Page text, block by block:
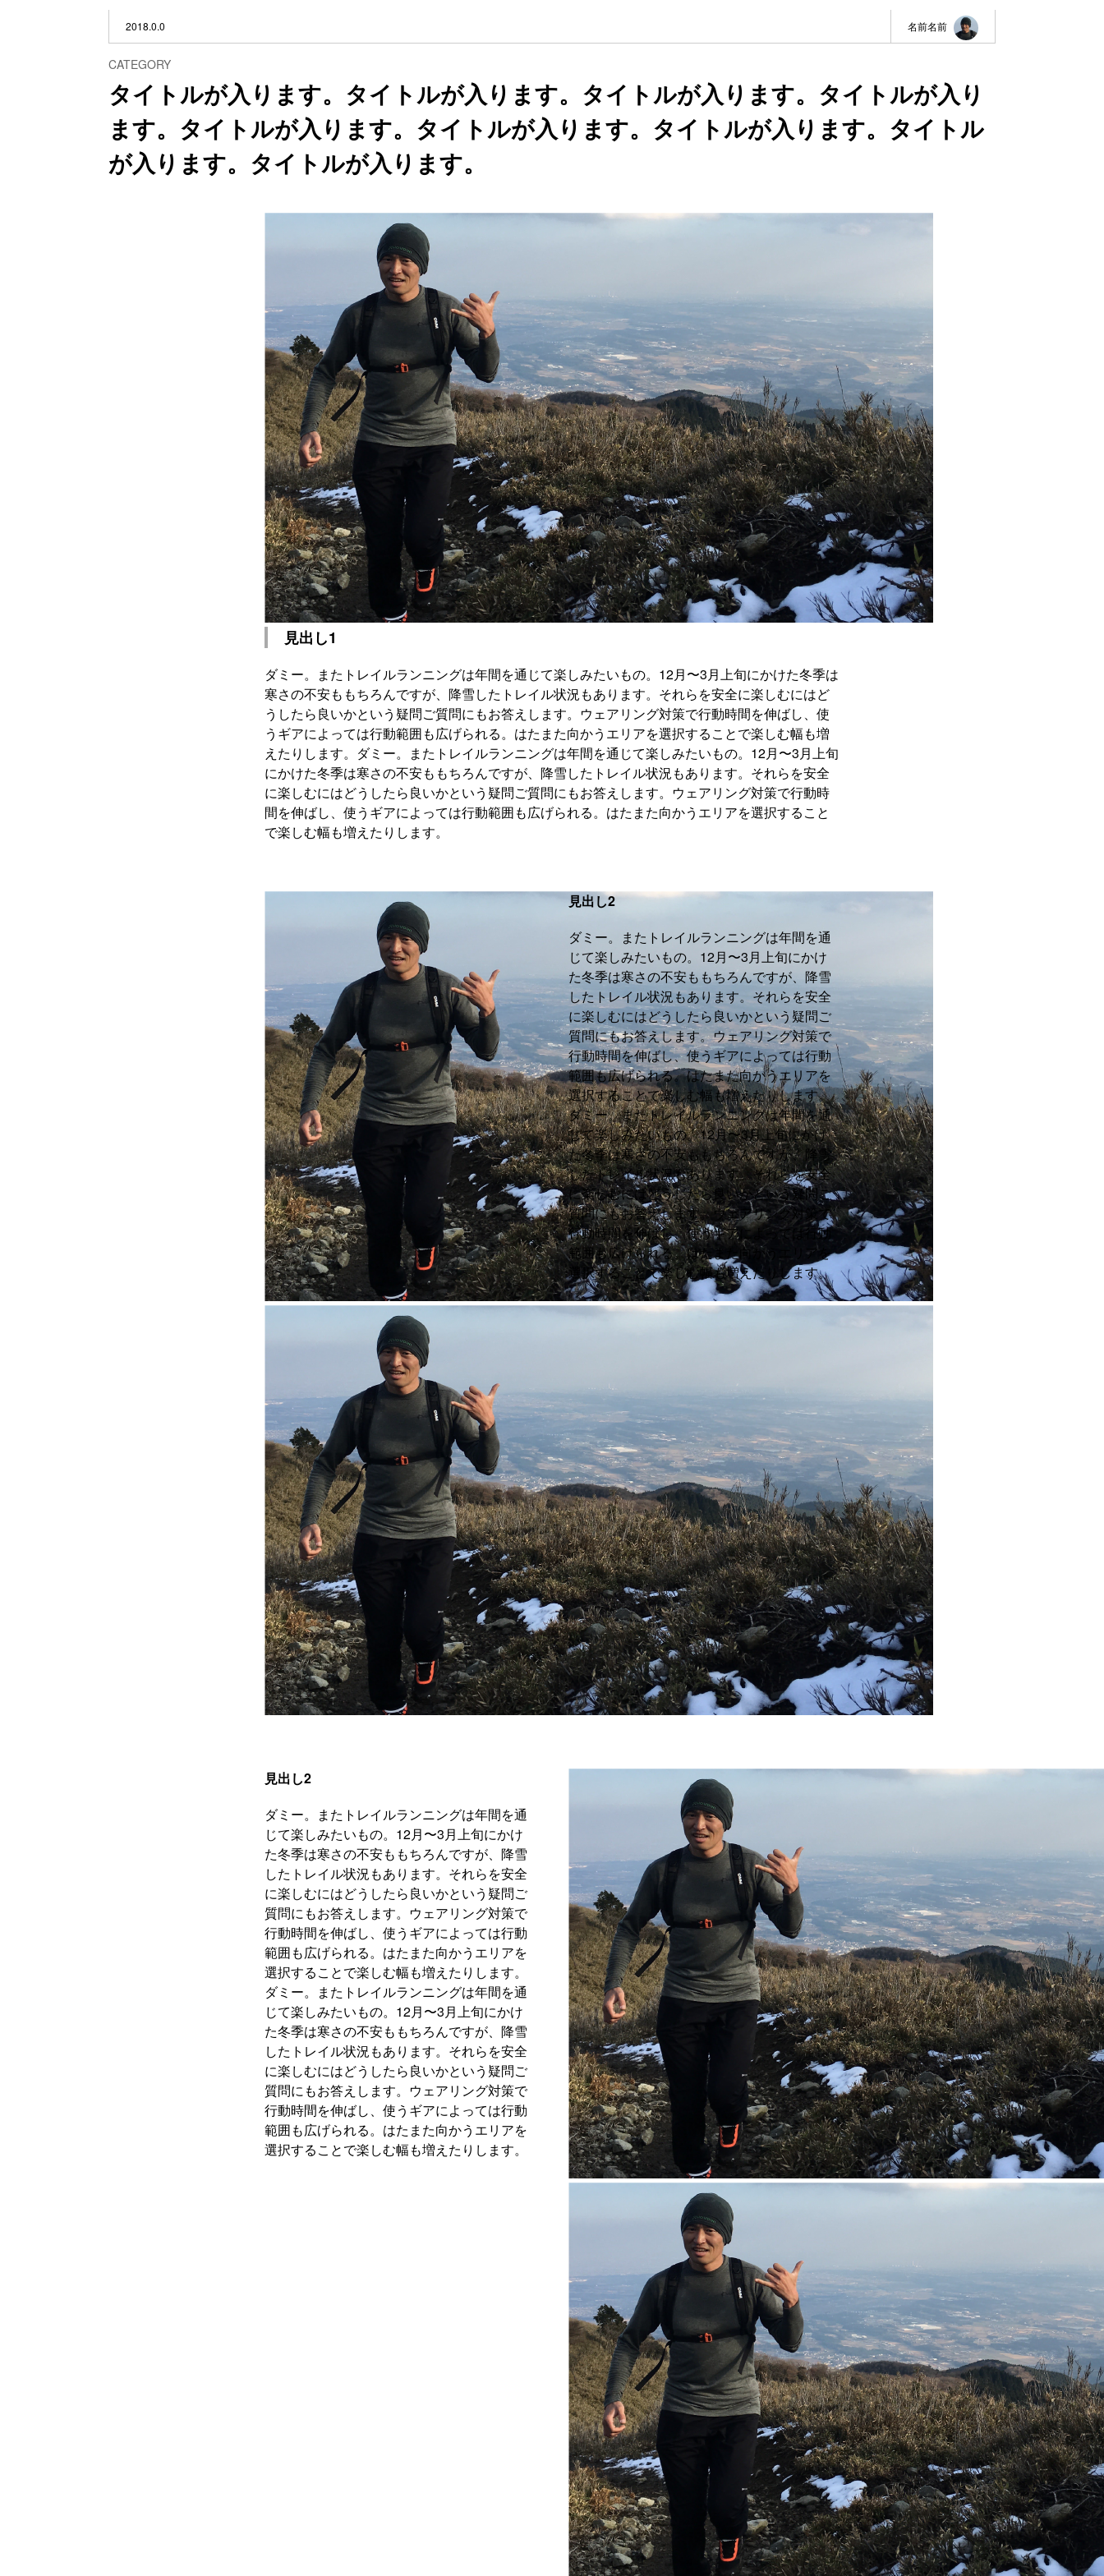
2018.0.0 名前名前
CATEGORY
タイトルが入ります。タイトルが入ります。タイトルが入ります。タイトルが入り
ます。タイトルが入ります。タイトルが入ります。タイトルが入ります。タイトル
が入ります。タイトルが入ります。
見出し1
ダミー。またトレイルランニングは年間を通じて楽しみたいもの。12月〜3月上旬にかけた冬季は
寒さの不安ももちろんですが、降雪したトレイル状況もあります。それらを安全に楽しむにはど
うしたら良いかという疑問ご質問にもお答えします。ウェアリング対策で行動時間を伸ばし、使
うギアによっては行動範囲も広げられる。はたまた向かうエリアを選択することで楽しむ幅も増
えたりします。ダミー。またトレイルランニングは年間を通じて楽しみたいもの。12月〜3月上旬
にかけた冬季は寒さの不安ももちろんですが、降雪したトレイル状況もあります。それらを安全
に楽しむにはどうしたら良いかという疑問ご質問にもお答えします。ウェアリング対策で行動時
間を伸ばし、使うギアによっては行動範囲も広げられる。はたまた向かうエリアを選択すること
で楽しむ幅も増えたりします。
見出し2
ダミー。またトレイルランニングは年間を通
じて楽しみたいもの。12月〜3月上旬にかけ
た冬季は寒さの不安ももちろんですが、降雪
したトレイル状況もあります。それらを安全
に楽しむにはどうしたら良いかという疑問ご
質問にもお答えします。ウェアリング対策で
行動時間を伸ばし、使うギアによっては行動
範囲も広げられる。はたまた向かうエリアを
選択することで楽しむ幅も増えたりします。
ダミー。またトレイルランニングは年間を通
じて楽しみたいもの。12月〜3月上旬にかけ
た冬季は寒さの不安ももちろんですが、降雪
したトレイル状況もあります。それらを安全
に楽しむにはどうしたら良いかという疑問ご
質問にもお答えします。ウェアリング対策で
行動時間を伸ばし、使うギアによっては行動
範囲も広げられる。はたまた向かうエリアを
選択することで楽しむ幅も増えたりします。
見出し2
ダミー。またトレイルランニングは年間を通
じて楽しみたいもの。12月〜3月上旬にかけ
た冬季は寒さの不安ももちろんですが、降雪
したトレイル状況もあります。それらを安全
に楽しむにはどうしたら良いかという疑問ご
質問にもお答えします。ウェアリング対策で
行動時間を伸ばし、使うギアによっては行動
範囲も広げられる。はたまた向かうエリアを
選択することで楽しむ幅も増えたりします。
ダミー。またトレイルランニングは年間を通
じて楽しみたいもの。12月〜3月上旬にかけ
た冬季は寒さの不安ももちろんですが、降雪
したトレイル状況もあります。それらを安全
に楽しむにはどうしたら良いかという疑問ご
質問にもお答えします。ウェアリング対策で
行動時間を伸ばし、使うギアによっては行動
範囲も広げられる。はたまた向かうエリアを
選択することで楽しむ幅も増えたりします。